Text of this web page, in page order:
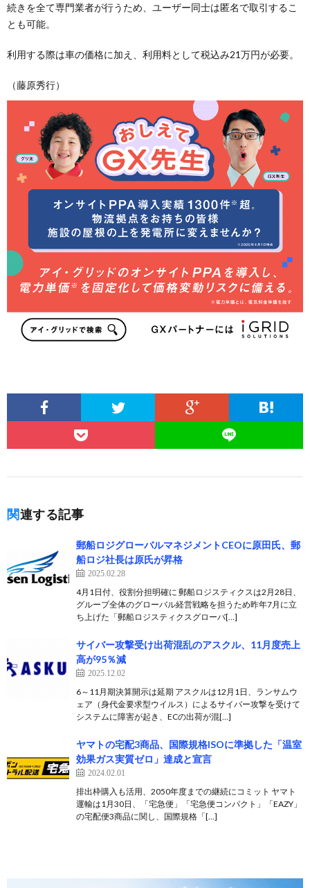
続きを全て専門業者が行うため、ユーザー同士は匿名で取引するこ
とも可能。
利用する際は車の価格に加え、利用料として税込み21万円が必要。
（藤原秀行）
関連する記事
郵船ロジグローバルマネジメントCEOに原田氏、郵
船ロジ社長は原氏が昇格
2025.02.28
4月1日付、役割分担明確に 郵船ロジスティクスは2月28日、
グループ全体のグローバル経営戦略を担うため昨年7月に立
ち上げた「郵船ロジスティクスグローバ[…]
サイバー攻撃受け出荷混乱のアスクル、11月度売上
高が95％減
2025.12.02
6～11月期決算開示は延期 アスクルは12月1日、ランサムウ
ェア（身代金要求型ウイルス）によるサイバー攻撃を受けて
システムに障害が起き、ECの出荷が混[…]
ヤマトの宅配3商品、国際規格ISOに準拠した「温室
効果ガス実質ゼロ」達成と宣言
2024.02.01
排出枠購入も活用、2050年度までの継続にコミット ヤマト
運輸は1月30日、「宅急便」「宅急便コンパクト」「EAZY」
の宅配便3商品に関し、国際規格「[…]